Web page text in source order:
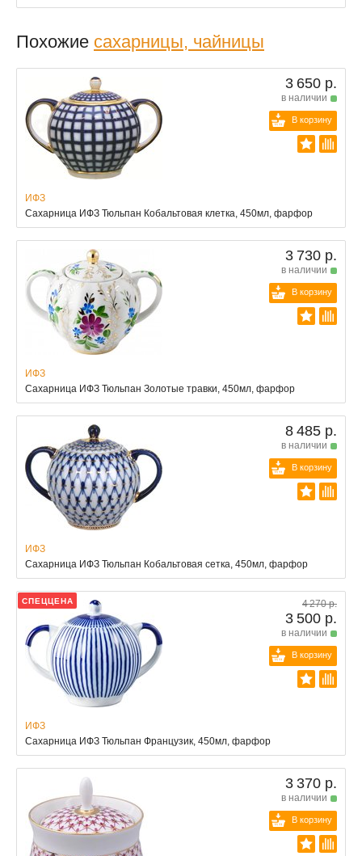
Похожие сахарницы, чайницы
3 650 р.
в наличии
В корзину
ИФЗ
Сахарница ИФЗ Тюльпан Кобальтовая клетка, 450мл, фарфор
3 730 р.
в наличии
В корзину
ИФЗ
Сахарница ИФЗ Тюльпан Золотые травки, 450мл, фарфор
8 485 р.
в наличии
В корзину
ИФЗ
Сахарница ИФЗ Тюльпан Кобальтовая сетка, 450мл, фарфор
СПЕЦЦЕНА 4 270 р.
3 500 р.
в наличии
В корзину
ИФЗ
Сахарница ИФЗ Тюльпан Французик, 450мл, фарфор
3 370 р.
в наличии
В корзину